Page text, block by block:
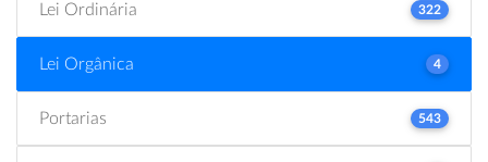
Lei Ordinária 322
Lei Orgânica 4
Portarias 543